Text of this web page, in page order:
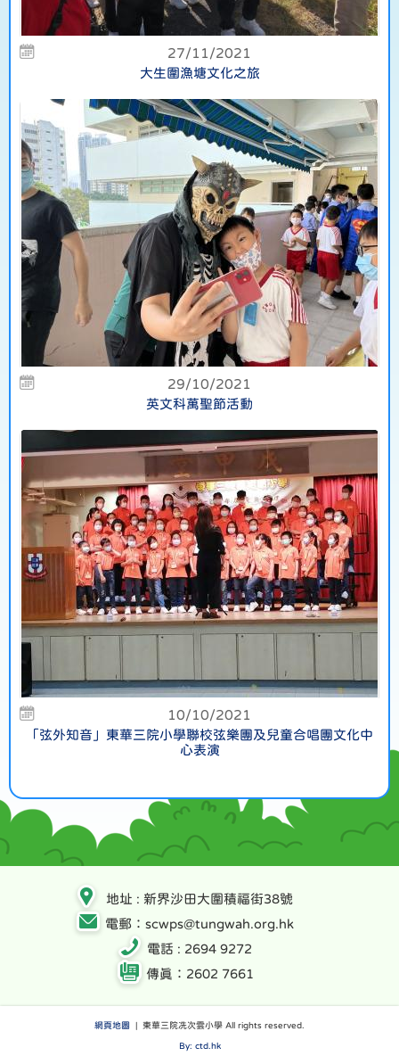
27/11/2021
大生圍漁塘文化之旅
29/10/2021
英文科萬聖節活動
10/10/2021
「弦外知音」東華三院小學聯校弦樂團及兒童合唱團文化中
心表演
地址 : 新界沙田大圍積福街38號
電郵：scwps@tungwah.org.hk
電話 : 2694 9272
傳真：2602 7661
網頁地圖 | 東華三院冼次雲小學 All rights reserved.
By: ctd.hk